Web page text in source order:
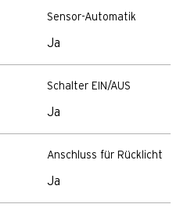
Sensor-Automatik
Ja
Schalter EIN/AUS
Ja
Anschluss für Rücklicht
Ja